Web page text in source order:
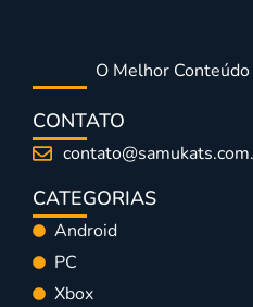
O Melhor
CONTATO
CATEGORIAS
Android
PC
Xbox